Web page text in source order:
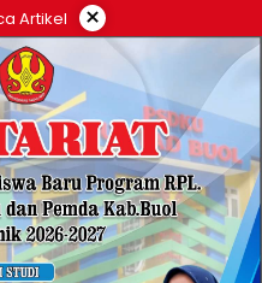
Artikel ×